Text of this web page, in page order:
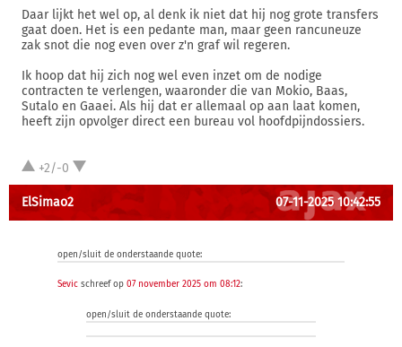
Daar lijkt het wel op, al denk ik niet dat hij nog grote transfers
gaat doen. Het is een pedante man, maar geen rancuneuze
zak snot die nog even over z'n graf wil regeren.
Ik hoop dat hij zich nog wel even inzet om de nodige
contracten te verlengen, waaronder die van Mokio, Baas,
Sutalo en Gaaei. Als hij dat er allemaal op aan laat komen,
heeft zijn opvolger direct een bureau vol hoofdpijndossiers.
+2/-0
ElSimao2 07-11-2025 10:42:55
open/sluit de onderstaande quote:
Sevic schreef op 07 november 2025 om 08:12:
open/sluit de onderstaande quote: